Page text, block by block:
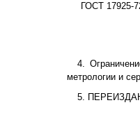
ГОСТ 17925-
4.
метрологии и
5.